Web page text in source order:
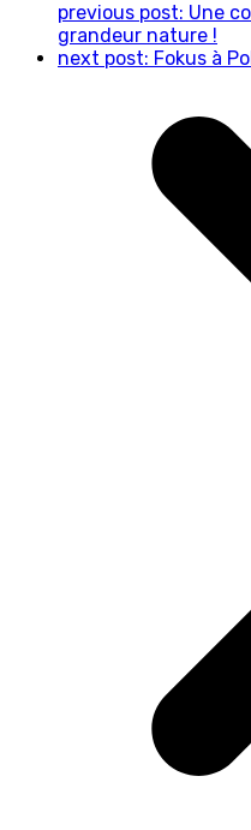
previous post: Une
grandeur nature !
next post: Fokus à